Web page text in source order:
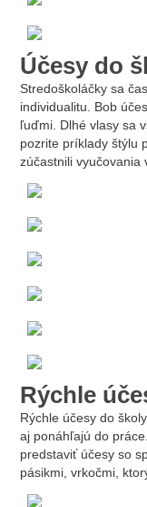
Účesy do
Stredoškoláčky sa
individualitu. Bob
ľuďmi. Dlhé vlasy sa
pozrite príklady štýlu
zúčastnili vyučovania
Rýchle
Rýchle účesy do
aj ponáhľajú do
predstaviť účesy so
pásikmi, vrkočmi,